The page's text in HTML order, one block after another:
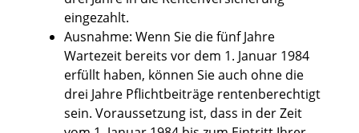
eingezahlt.
Ausnahme: Wenn Sie die fünf Jahre
Wartezeit bereits vor dem 1. Januar 1984
erfüllt haben, können Sie auch ohne die
drei Jahre Pflichtbeiträge rentenberechtigt
sein. Voraussetzung ist, dass in der Zeit